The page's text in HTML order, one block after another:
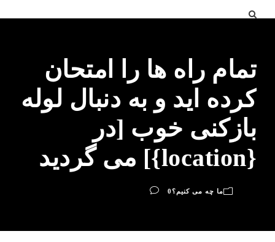
تمام راه ها را امتحان
کرده اید و به دنبال لوله
بازکنی خوب [در
{location}] می گردید
ما چه می کنیم؟0